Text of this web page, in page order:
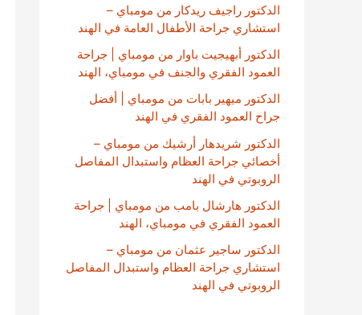
الدكتور راجيف ريدكار من مومباي –
استشاري جراحة الأطفال العامة في الهند
الدكتور أبهيجيت باوار من مومباي | جراحة
العمود الفقري والجنف في مومباي، الهند
الدكتور ميهير بابات من مومباي | أفضل
جراح العمود الفقري في الهند
الدكتور شريدهار أرشيك من مومباي –
أخصائي جراحة العظام واستبدال المفاصل
الروبوتي في الهند
الدكتور هارشال بامب من مومباي | جراحة
العمود الفقري في مومباي، الهند
الدكتور ساجير عثمان من مومباي –
استشاري جراحة العظام واستبدال المفاصل
الروبوتي في الهند